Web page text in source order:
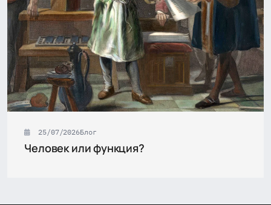
25/07/2026Блог
Человек или функция?